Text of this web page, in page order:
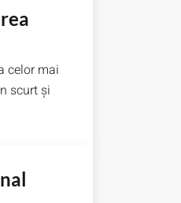
celor mai
scurt și